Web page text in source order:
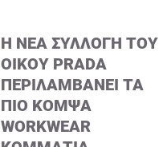
Η ΝΈΑ ΣΥΛΛΟΓΉ ΤΟΥ
ΟΊΚΟΥ PRADA
ΠΕΡΙΛΑΜΒΆΝΕΙ ΤΑ
ΠΙΟ ΚΟΜΨΆ
WORKWEAR